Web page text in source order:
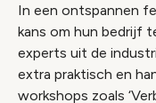
In een ontspannen
kans om hun bedrijf
experts uit de
extra praktisch en
workshops zoals